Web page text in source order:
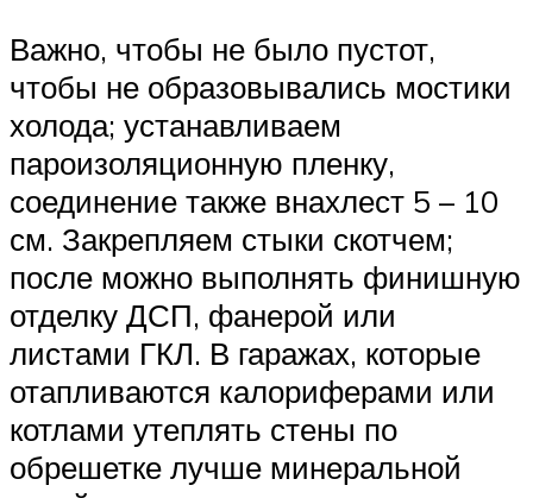
Важно, чтобы не было пустот,
чтобы не образовывались мостики
холода; устанавливаем
пароизоляционную пленку,
соединение также внахлест 5 – 10
см. Закрепляем стыки скотчем;
после можно выполнять финишную
отделку ДСП, фанерой или
листами ГКЛ. В гаражах, которые
отапливаются калориферами или
котлами утеплять стены по
обрешетке лучше минеральной